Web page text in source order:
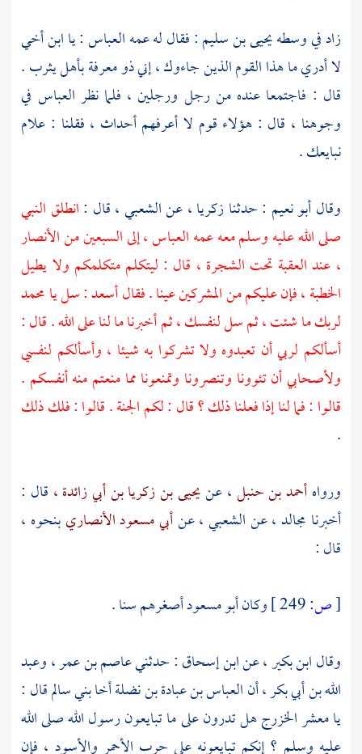
زاد في وسطهيحيى بن سليم: فقال له عمهالعباس: يا ابن أخي
لا أدري ما هذا القوم الذين جاءوك ، إني ذو معرفةبأهليثرب.
قال : فاجتمعا عنده من رجل ورجلين ، فلما نظر العباس في
وجوهنا ، قال : هؤلاء قوم لا أعرفهم أحداث ، فقلنا : علام
نبايعك .
وقالأبو نعيم : حدثنازكريا ،عنالشعبي ،قال :انطلق النبي
صلى الله عليه وسلم معه عمهالعباس ،إلى السبعين منالأنصار
، عند العقبة تحت الشجرة ، قال : ليتكلم متكلمكم ولا يطيل
الخطبة ، فإن عليكم من المشركين عينا . فقالأسعد: سل يامحمد
لربك ما شئت ، ثم سل لنفسك ، ثم أخبرنا ما لنا على الله . قال :
أسألكم لربي أن تعبدوه ولا تشركوا به شيئا ، وأسألكم لنفسي
ولأصحابي أن تئوونا وتنصرونا وتمنعونا مما منعتم منه أنفسكم .
قالوا : فما لنا إذا فعلنا ذلك ؟ قال : لكم الجنة . قالوا : فلك ذلك
.
ورواهأحمد بن حنبل، عنيحيى بن زكريا بن أبي زائدة ، قال :
أخبرنا مجالد ،عنالشعبي ،عنأبي مسعود الأنصاريبنحوه ،
قال :
[ص: وكانأبو مسعودأصغرهم سنا .
وقالابن بكير ،عنابن إسحاق: حدثنيعاصم بن عمر ،وعبد
الله بن أبي بكر ،أنالعباس بن عبادة بن نضلةأخابني سالمقال :
يا معشرالخزرجهل تدرون على ما تبايعون رسول الله صلى الله
عليه وسلم ؟ إنكم تبايعونه على حرب الأحمر والأسود ، فإن